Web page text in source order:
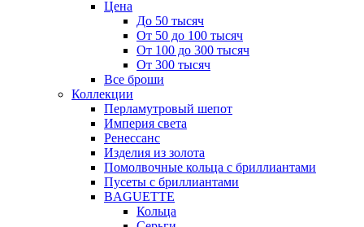
Цена
До 50 тысяч
От 50 до 100 тысяч
От 100 до 300 тысяч
От 300 тысяч
Все броши
Коллекции
Перламутровый шепот
Империя света
Ренессанс
Изделия из золота
Помолвочные кольца с бриллиантами
Пусеты с бриллиантами
BAGUETTE
Кольца